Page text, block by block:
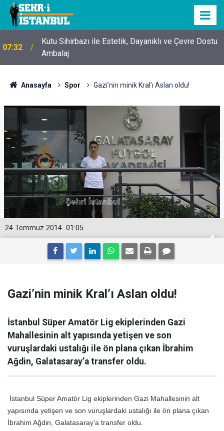
07:32
Kutu Sihirbazı ile Estetik, Dayanıklı ve Çevre Dostu
Ambalaj
Anasayfa Spor Gazi’nin minik Kral’ı Aslan oldu!
01:05
24 Temmuz 2014
Gazi’nin minik Kral’ı Aslan oldu!
İstanbul Süper Amatör Lig ekiplerinden Gazi
Mahallesinin alt yapısında yetişen ve son
vuruşlardaki ustalığı ile ön plana çıkan İbrahim
Ağdin, Galatasaray’a transfer oldu.
İstanbul Süper Amatör Lig ekiplerinden Gazi Mahallesinin alt
yapısında yetişen ve son vuruşlardaki ustalığı ile ön plana çıkan
İbrahim Ağdin, Galatasaray’a transfer oldu.